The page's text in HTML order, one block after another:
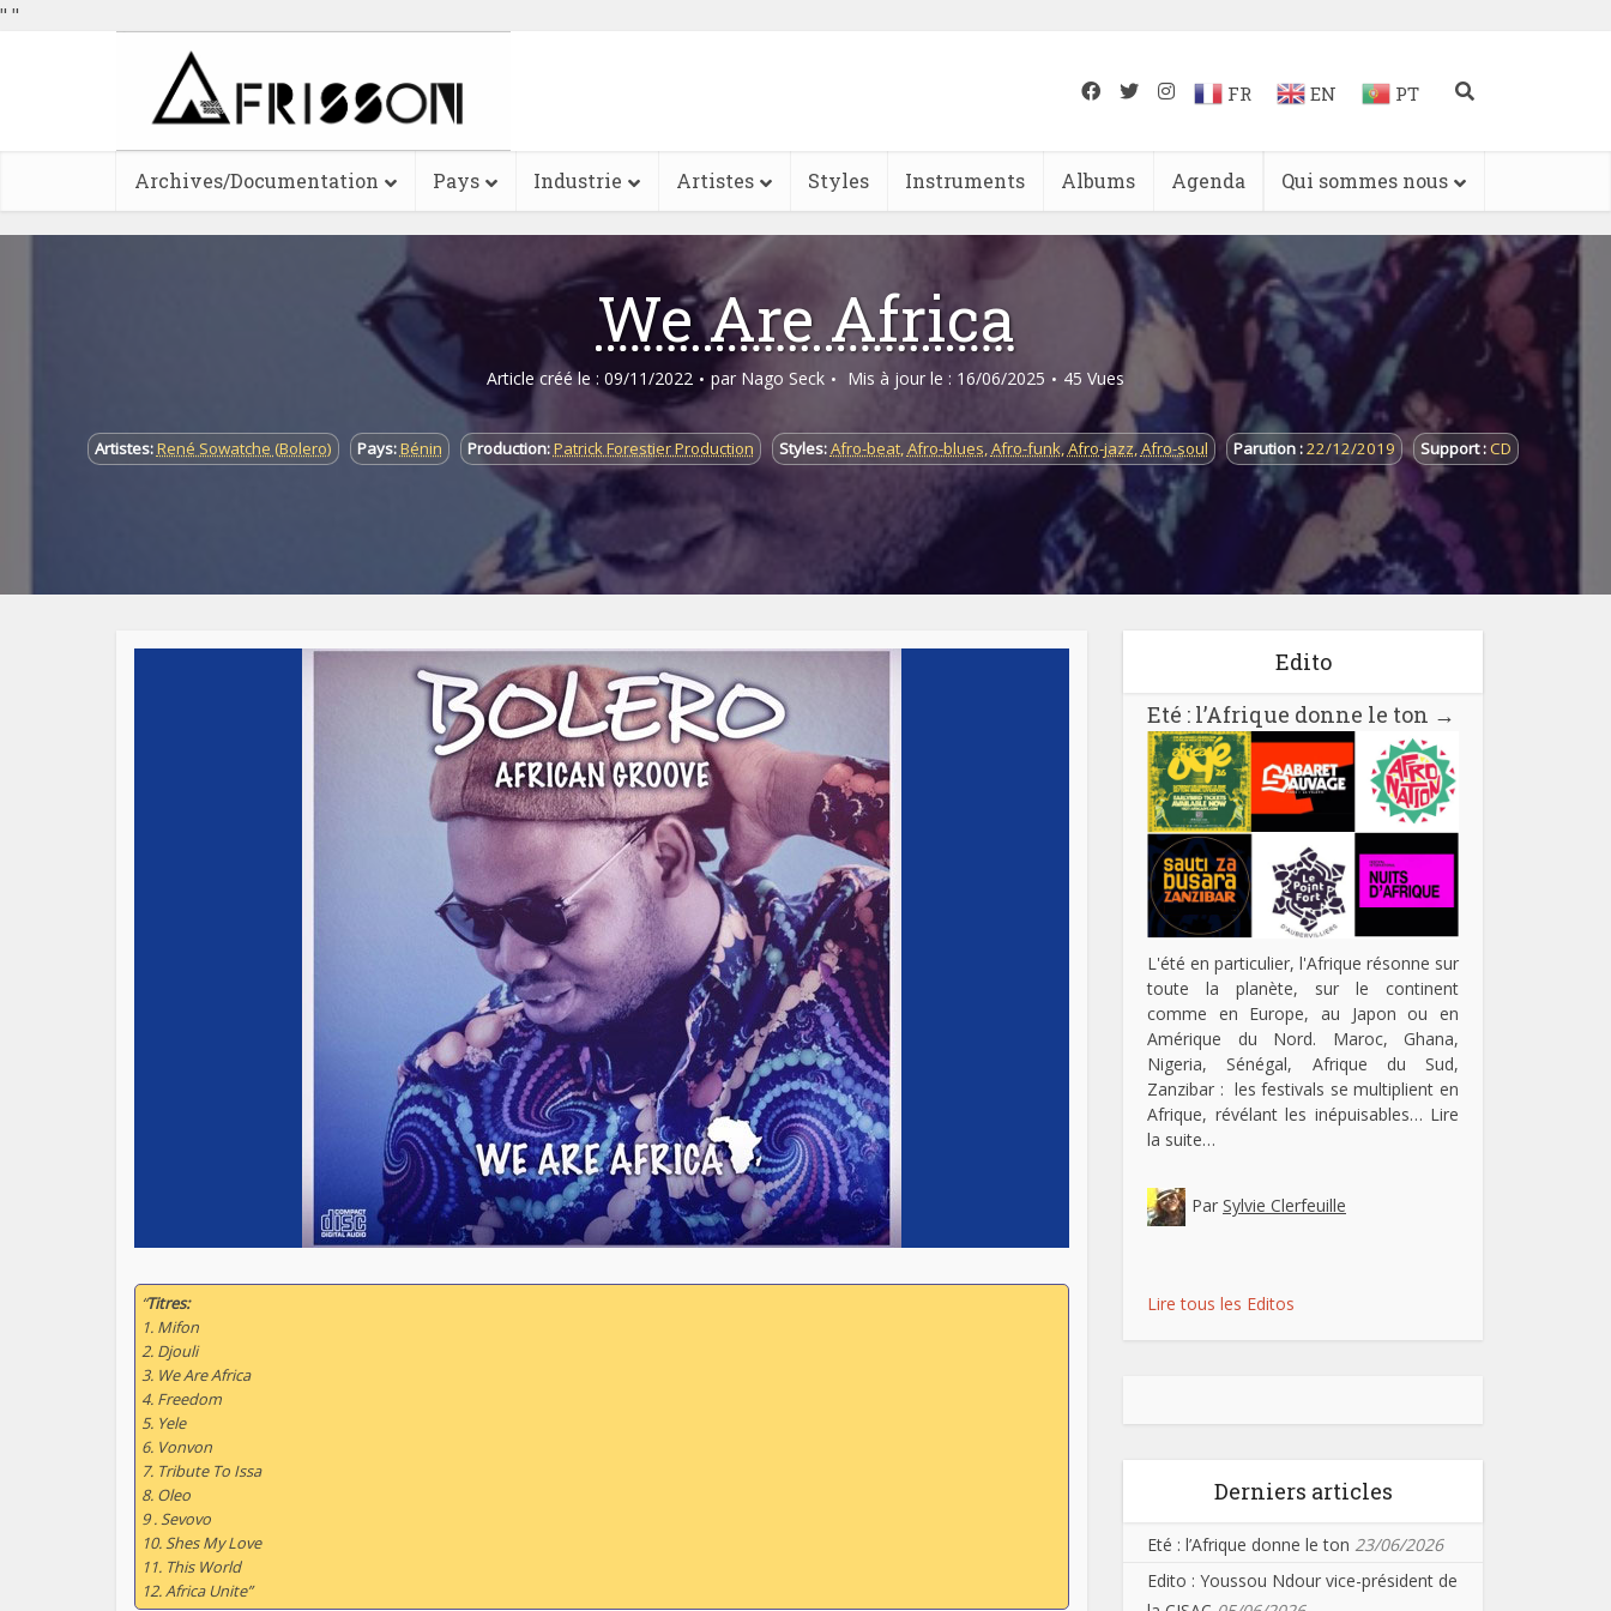
" "
FR EN PT
Archives/Documentation Pays Industrie Artistes Styles Instruments Albums Agenda Qui sommes nous
We Are Africa
Article créé le : 09/11/2022 par Nago Seck Mis à jour le : 16/06/2025 45 Vues
Artistes:René Sowatche (Bolero) Pays:Bénin Production:Patrick Forestier Production Styles:Afro-beat,Afro-blues,Afro-funk,Afro-jazz,Afro-soul Parution :22/12/2019 Support :CD
“Titres:
1. Mifon
2. Djouli
3. We Are Africa
4. Freedom
5. Yele
6. Vonvon
7. Tribute To Issa
8. Oleo
9 . Sevovo
10. Shes My Love
11. This World
12. Africa Unite”
Edito
Eté : l’Afrique donne le ton →
L'été en particulier, l'Afrique résonne sur
toute la planète, sur le continent
comme en Europe, au Japon ou en
Amérique du Nord. Maroc, Ghana,
Nigeria, Sénégal, Afrique du Sud,
Zanzibar : les festivals se multiplient en
Afrique, révélant les inépuisables… Lire
la suite…
Par Sylvie Clerfeuille
Lire tous les Editos
Derniers articles
Eté : l’Afrique donne le ton 23/06/2026
Edito : Youssou Ndour vice-président de